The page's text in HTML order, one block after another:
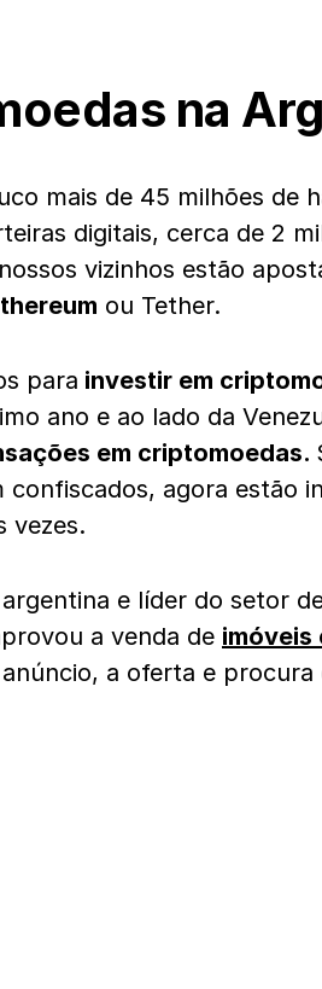
na
mais de 45 milhões de
digitais, cerca de 2
vizinhos estão
ou Tether.
para investir em
ano e ao lado da
em criptomoedas.
agora estão
vezes.
e líder do setor
a venda de imóveis
a oferta e procura